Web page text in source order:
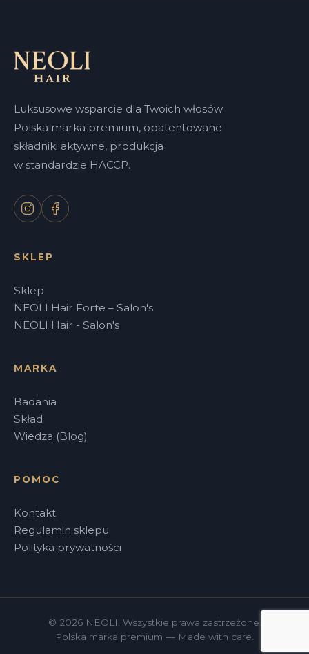
Luksusowe wsparcie dla Twoich włosów.
Polska marka premium, opatentowane
składniki aktywne, produkcja
w standardzie HACCP.
SKLEP
Sklep
NEOLI Hair Forte – Salon's
NEOLI Hair - Salon's
MARKA
Badania
Skład
Wiedza (Blog)
POMOC
Kontakt
Regulamin sklepu
Polityka prywatności
© 2026 NEOLI. Wszystkie prawa zastrzeżone.
Polska marka premium — Made with care.